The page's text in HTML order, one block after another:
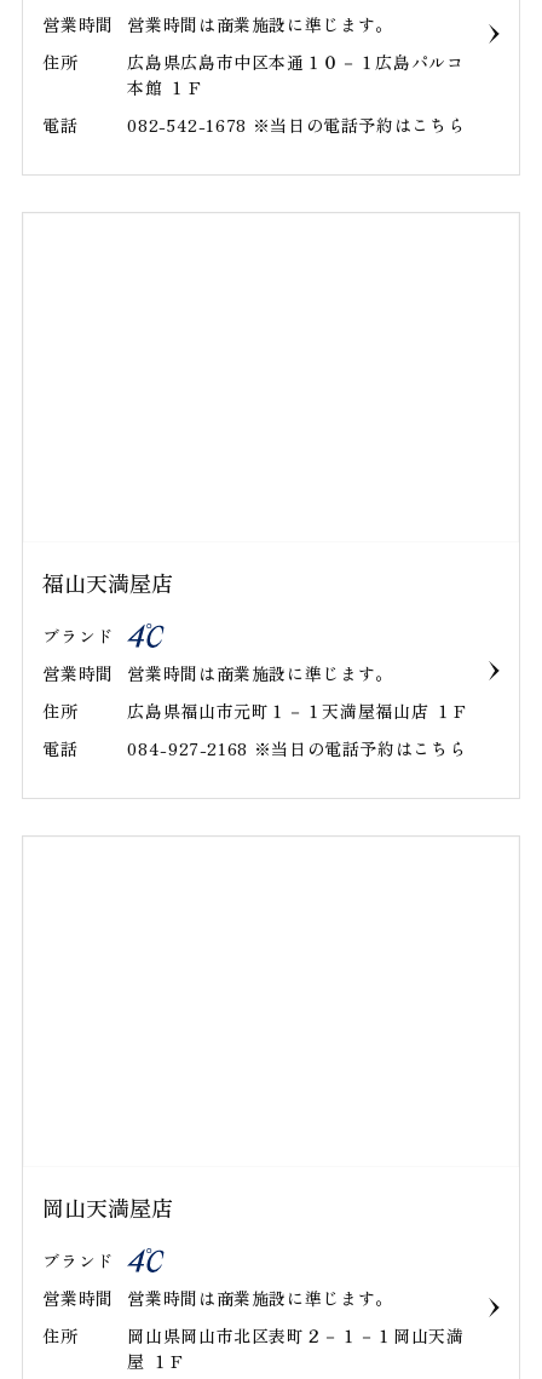
営業時間
営業時間は商業施設に準じます。
住所
広島県広島市中区本通１０－１広島パルコ
本館 １Ｆ
電話
082-542-1678 ※当日の電話予約はこちら
福山天満屋店
ブランド
営業時間
営業時間は商業施設に準じます。
住所
広島県福山市元町１－１天満屋福山店 １Ｆ
電話
084-927-2168 ※当日の電話予約はこちら
岡山天満屋店
ブランド
営業時間
営業時間は商業施設に準じます。
住所
岡山県岡山市北区表町２－１－１岡山天満
屋 １Ｆ